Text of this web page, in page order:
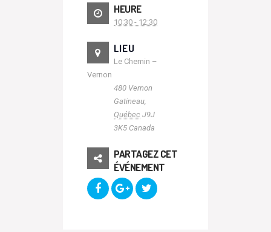
HEURE
10:30 - 12:30
LIEU
Le Chemin –
Vernon
480 Vernon
Gatineau,
Québec J9J
3K5 Canada
PARTAGEZ CET
ÉVÉNEMENT